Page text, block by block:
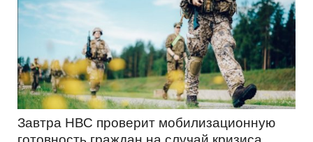
Завтра НВС проверит мобилизационную